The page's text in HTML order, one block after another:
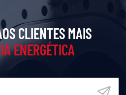
CLIENTES MAIS
ENERGÉTICA